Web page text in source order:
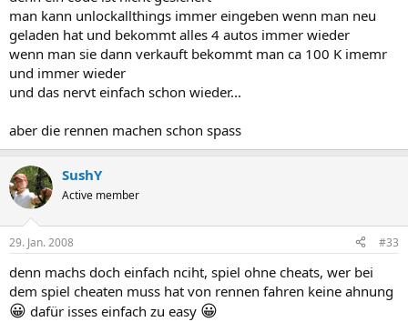
man kann unlockallthings immer eingeben wenn man neu
geladen hat und bekommt alles 4 autos immer wieder
wenn man sie dann verkauft bekommt man ca 100 K imemr
und immer wieder
und das nervt einfach schon wieder...
aber die rennen machen schon spass
SushY
Active member
29. Jan. 2008 #33
denn machs doch einfach nciht, spiel ohne cheats, wer bei
dem spiel cheaten muss hat von rennen fahren keine ahnung
😀 dafür isses einfach zu easy 😀